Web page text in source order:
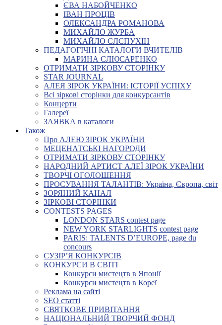
ЄВА НАБОЙЧЕНКО
ІВАН ПРОЦІВ
ОЛЕКСАНДРА РОМАНОВА
МИХАЙЛО ЖУРБА
МИХАЙЛО СЛЄПУХІН
ПЕДАГОГІЧНІ КАТАЛОГИ ВЧИТЕЛІВ
МАРИНА СЛЮСАРЕНКО
ОТРИМАТИ ЗІРКОВУ СТОРІНКУ
STAR JOURNAL
АЛЕЯ ЗІРОК УКРАЇНИ: ІСТОРІЇ УСПІХУ
Всі зіркові сторінки для конкурсантів
Концерти
Галереї
ЗАЯВКА в каталоги
Також
Про АЛЕЮ ЗІРОК УКРАЇНИ
МЕЦЕНАТСЬКІ НАГОРОДИ
ОТРИМАТИ ЗІРКОВУ СТОРІНКУ
НАРОДНИЙ АРТИСТ АЛЕЇ ЗІРОК УКРАЇНИ
ТВОРЧІ ОГОЛОШЕННЯ
ПРОСУВАННЯ ТАЛАНТІВ: Україна, Європа, світ
ЗОРЯНИЙ КАНАЛ
ЗІРКОВІ СТОРІНКИ
CONTESTS PAGES
LONDON STARS contest page
NEW YORK STARLIGHTS contest page
PARIS: TALENTS D’EUROPE, page du
concours
СУЗІР’Я КОНКУРСІВ
КОНКУРСИ В СВІТІ
Конкурси мистецтв в Японії
Конкурси мистецтв в Кореї
Реклама на сайті
SEO статті
СВЯТКОВЕ ПРИВІТАННЯ
НАЦІОНАЛЬНИЙ ТВОРЧИЙ ФОНД